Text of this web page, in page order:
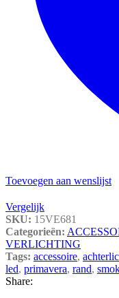
Toevoegen aan wenslijst
Vergelijk
SKU: 15VE681
Categorieën:
VERLICHTING
Tags: accessoire,
led, primavera, rand,
Share: